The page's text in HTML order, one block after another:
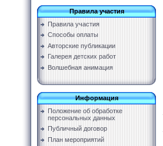
Правила участия
Правила участия
Способы оплаты
Авторские публикации
Галерея детских работ
Волшебная анимация
Информация
Положение об обработке
персональных данных
Публичный договор
План мероприятий